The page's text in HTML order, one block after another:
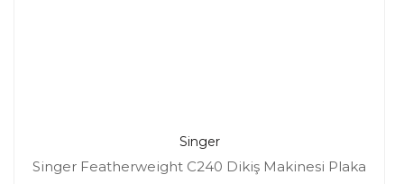
Singer
Singer Featherweight C240 Dikiş Makinesi Plaka